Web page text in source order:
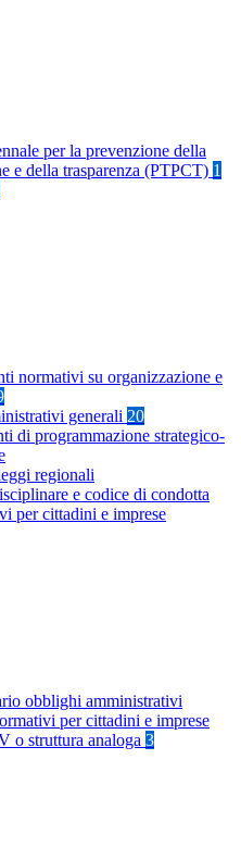
per la prevenzione della
e della trasparenza (PTPCT) 1
normativi su organizzazione e
generali 20
di programmazione strategico-
regionali
e codice di condotta
per cittadini e imprese
obblighi amministrativi
per cittadini e imprese
o struttura analoga 3